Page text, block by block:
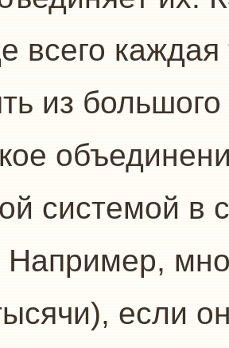
всего
из
системой в
Например,
если